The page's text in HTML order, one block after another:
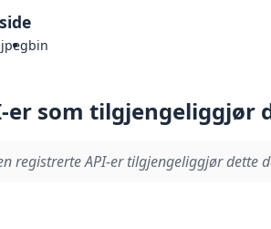
jpegbin
er som tilgjengeliggjør
registrerte API-er tilgjengeliggjør dette